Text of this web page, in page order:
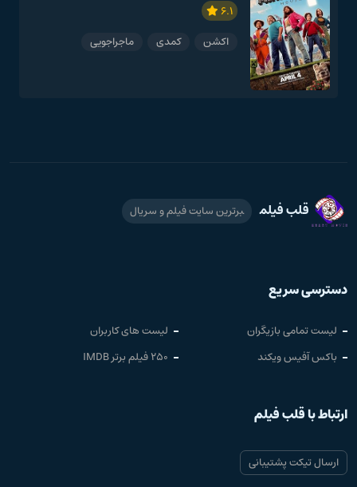
6.1
اکشن
کمدی ماجراجویی
قلب فیلم برترین سایت فیلم و سریال
دسترسی سریع
لیست تمامی بازیگران
لیست های کاربران
باکس آفیس ویکند
250 فیلم برتر IMDB
ارتباط با قلب فیلم
ارسال تیکت پشتیبانی